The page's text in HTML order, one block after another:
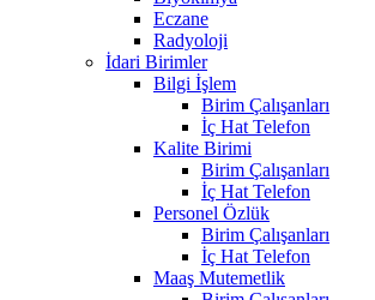
Eczane
Radyoloji
İdari Birimler
Bilgi İşlem
Birim Çalışanları
İç Hat Telefon
Kalite Birimi
Birim Çalışanları
İç Hat Telefon
Personel Özlük
Birim Çalışanları
İç Hat Telefon
Maaş Mutemetlik